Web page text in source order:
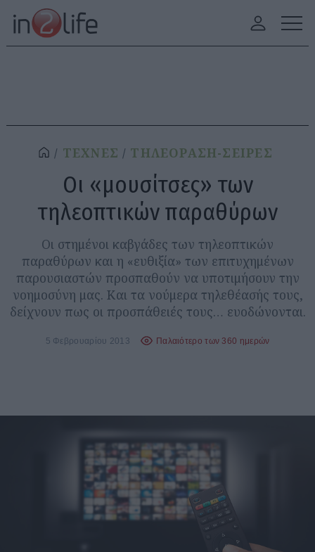
ΤΕΧΝΕΣ ΤΗΛΕΟΡΑΣΗ-ΣΕΙΡΕΣ
Οι «μουσίτσες» των
τηλεοπτικών παραθύρων
Οι στημένοι καβγάδες των τηλεοπτικών
παραθύρων και η «ευθιξία» των επιτυχημένων
παρουσιαστών προσπαθούν να υποτιμήσουν την
νοημοσύνη μας. Και τα νούμερα τηλεθέασής τους,
δείχνουν πως οι προσπάθειές τους… ευοδώνονται.
5 Φεβρουαρίου 2013 Παλαιότερο των 360 ημερών